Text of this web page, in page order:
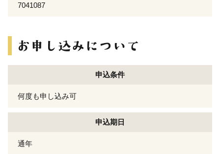
7041087
申込条件
何度も申し込み可
申込期日
通年